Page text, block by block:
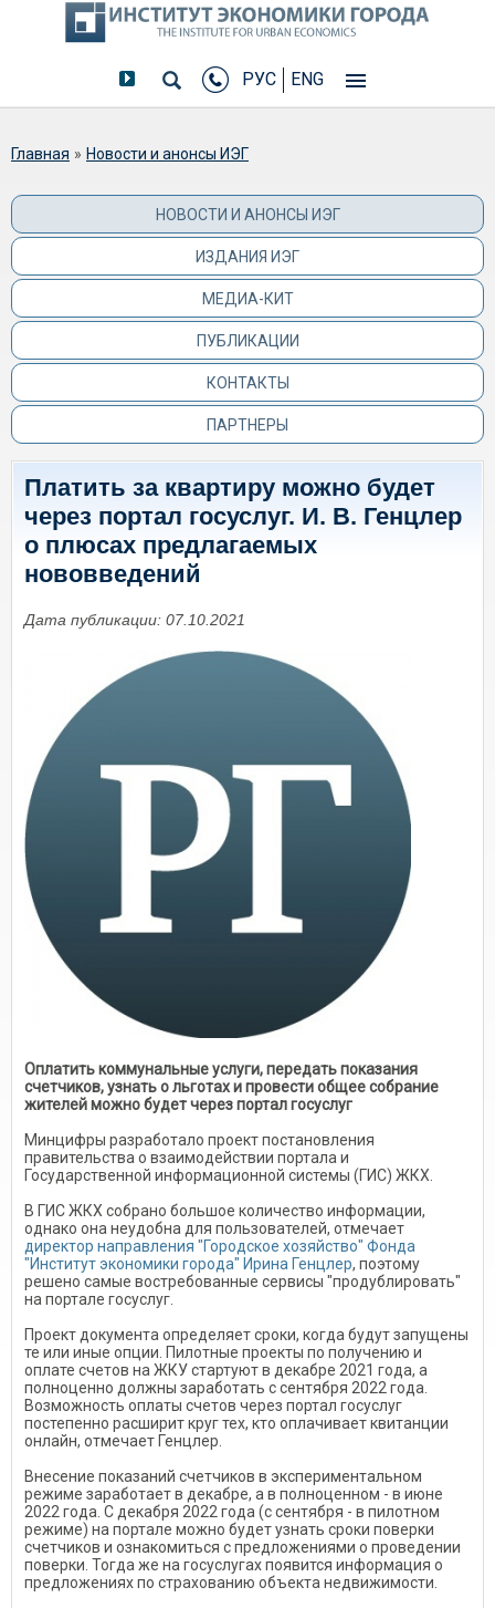
РУС ENG
Вы здесь
Главная » Новости и анонсы ИЭГ
НОВОСТИ И АНОНСЫ ИЭГ
ИЗДАНИЯ ИЭГ
МЕДИА-КИТ
ПУБЛИКАЦИИ
КОНТАКТЫ
ПАРТНЕРЫ
Платить за квартиру можно будет
через портал госуслуг. И. В. Генцлер
о плюсах предлагаемых
нововведений
Дата публикации: 07.10.2021
Оплатить коммунальные услуги, передать показания
счетчиков, узнать о льготах и провести общее собрание
жителей можно будет через портал госуслуг
Минцифры разработало проект постановления
правительства о взаимодействии портала и
Государственной информационной системы (ГИС) ЖКХ.
В ГИС ЖКХ собрано большое количество информации,
однако она неудобна для пользователей, отмечает
директор направления "Городское хозяйство" Фонда
"Институт экономики города" Ирина Генцлер, поэтому
решено самые востребованные сервисы "продублировать"
на портале госуслуг.
Проект документа определяет сроки, когда будут запущены
те или иные опции. Пилотные проекты по получению и
оплате счетов на ЖКУ стартуют в декабре 2021 года, а
полноценно должны заработать с сентября 2022 года.
Возможность оплаты счетов через портал госуслуг
постепенно расширит круг тех, кто оплачивает квитанции
онлайн, отмечает Генцлер.
Внесение показаний счетчиков в экспериментальном
режиме заработает в декабре, а в полноценном - в июне
2022 года. С декабря 2022 года (с сентября - в пилотном
режиме) на портале можно будет узнать сроки поверки
счетчиков и ознакомиться с предложениями о проведении
поверки. Тогда же на госуслугах появится информация о
предложениях по страхованию объекта недвижимости.